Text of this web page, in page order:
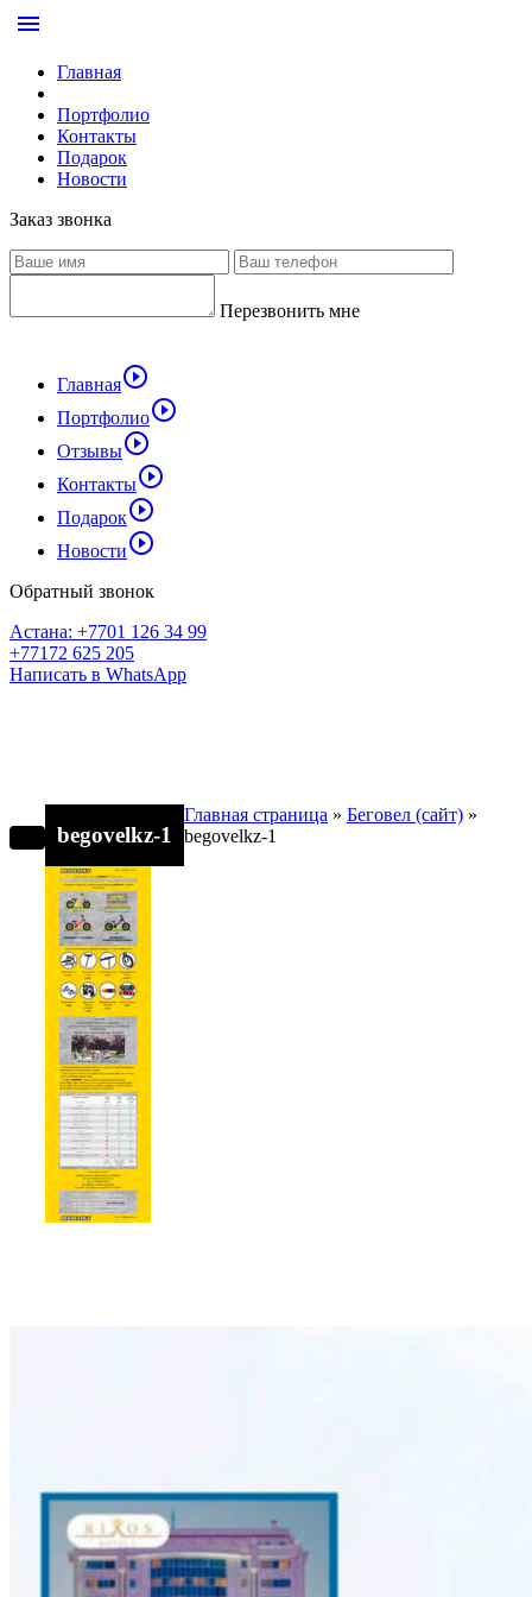
menu
Главная
Портфолио
Контакты
Подарок
Новости
Заказ звонка
Перезвонить мне
Главнаяplay_circle_outline
Портфолиоplay_circle_outline
Отзывыplay_circle_outline
Контактыplay_circle_outline
Подарокplay_circle_outline
Новостиplay_circle_outline
Обратный звонок
Астана: +7701 126 34 99
+77172 625 205
Написать в WhatsApp
begovelkz-1
Главная страница » Беговел (сайт) »
begovelkz-1